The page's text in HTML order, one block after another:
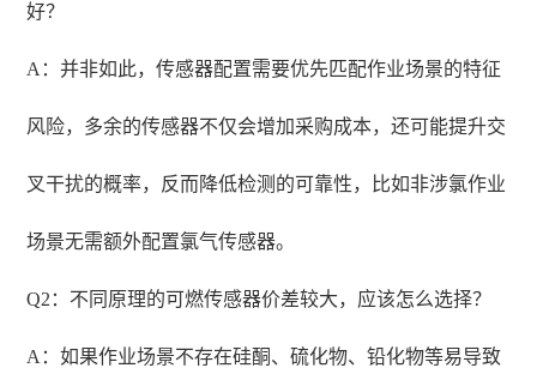
好？
A：并非如此，传感器配置需要优先匹配作业场景的特征
风险，多余的传感器不仅会增加采购成本，还可能提升交
叉干扰的概率，反而降低检测的可靠性，比如非涉氯作业
场景无需额外配置氯气传感器。
Q2：不同原理的可燃传感器价差较大，应该怎么选择？
A：如果作业场景不存在硅酮、硫化物、铅化物等易导致